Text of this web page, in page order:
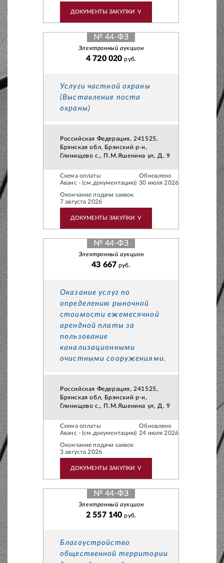
ДОКУМЕНТЫ ЗАКУПКИ V
№ 44-ФЗ
Электронный аукцион
4 720 020руб.
Услуги частной охраны
(Выставление поста
охраны)
Российская Федерация, 241525,
Брянская обл, Брянский р-н,
Глинищево с., П.М.Яшенина ул, Д. 9
Схема оплаты
Аванс - (см.документацию)
Обновлено
30 июля 2026
Окончание подачи заявок
7 августа 2026
ДОКУМЕНТЫ ЗАКУПКИ V
№ 44-ФЗ
Электронный аукцион
43 667руб.
Оказание услуг по
определению рыночной
стоимости ежемесячной
арендной платы за
пользование
канализационными
очистными сооружениями.
Российская Федерация, 241525,
Брянская обл, Брянский р-н,
Глинищево с., П.М.Яшенина ул, Д. 9
Схема оплаты
Аванс - (см.документацию)
Обновлено
24 июля 2026
Окончание подачи заявок
3 августа 2026
ДОКУМЕНТЫ ЗАКУПКИ V
№ 44-ФЗ
Электронный аукцион
2 557 140руб.
Благоустройство
общественной территории